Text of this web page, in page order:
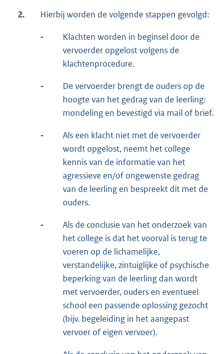
2. Hierbij worden de volgende stappen gevolgd:
-
Klachten worden in beginsel door de
vervoerder opgelost volgens de
klachtenprocedure.
-
De vervoerder brengt de ouders op de
hoogte van het gedrag van de leerling:
mondeling en bevestigd via mail of brief.
-
Als een klacht niet met de vervoerder
wordt opgelost, neemt het college
kennis van de informatie van het
agressieve en/of ongewenste gedrag
van de leerling en bespreekt dit met de
ouders.
-
Als de conclusie van het onderzoek van
het college is dat het voorval is terug te
voeren op de lichamelijke,
verstandelijke, zintuiglijke of psychische
beperking van de leerling dan wordt
met vervoerder, ouders en eventueel
school een passende oplossing gezocht
(bijv. begeleiding in het aangepast
vervoer of eigen vervoer).